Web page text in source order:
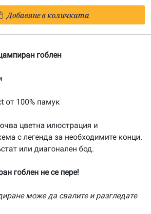
Добавяне в количката
гоблен
от 100% памук
цветна илюстрация и
с легенда за необходимите конци.
или диагонален бод.
гоблен не се пере!
може да свалите и разгледате